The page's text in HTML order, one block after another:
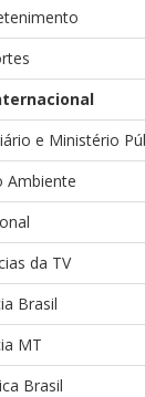
e Ministério
Ambiente
da TV
Brasil
MT
Brasil